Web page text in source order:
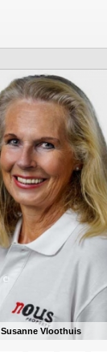
Susanne Vloothuis